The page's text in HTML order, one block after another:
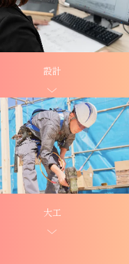
設計
大工